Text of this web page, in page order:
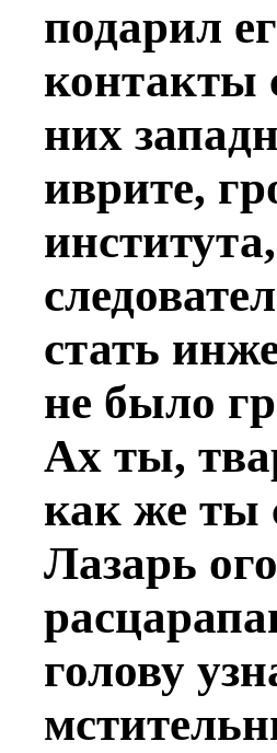
подарил
контакты
них
иврите,
стать
не было
Ах ты,
как же ты
Лазарь
голову